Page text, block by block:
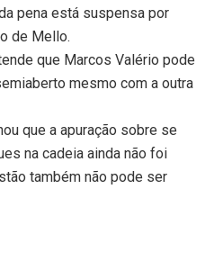
pena está suspensa por
de Mello.
que Marcos Valério pode
mesmo com a outra
que a apuração sobre se
na cadeia ainda não foi
também não pode ser